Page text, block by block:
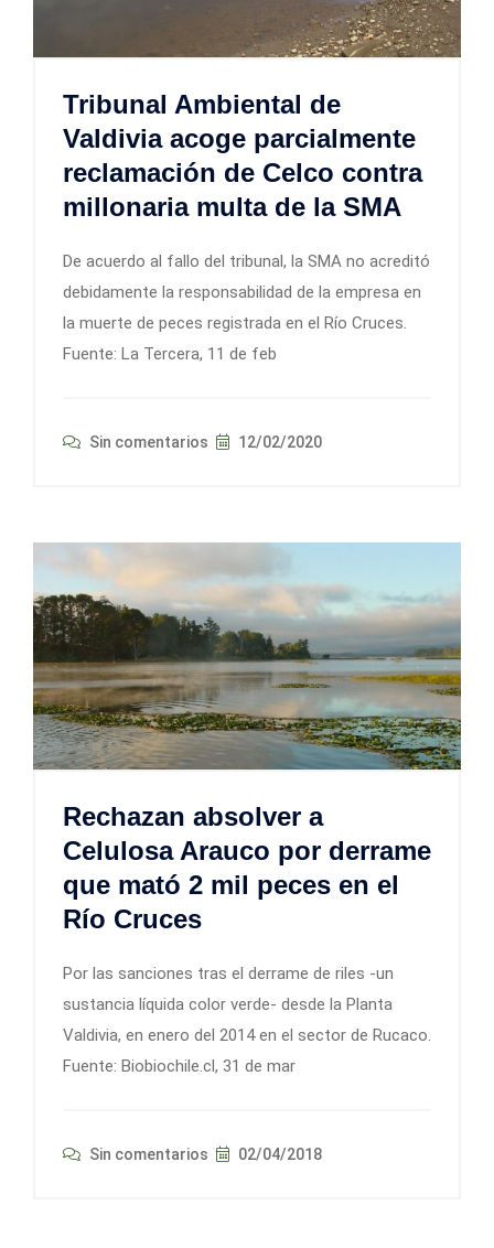
Tribunal Ambiental de
Valdivia acoge parcialmente
reclamación de Celco contra
millonaria multa de la SMA
De acuerdo al fallo del tribunal, la SMA no acreditó
debidamente la responsabilidad de la empresa en
la muerte de peces registrada en el Río Cruces.
Fuente: La Tercera, 11 de feb
Sin comentarios 12/02/2020
Rechazan absolver a
Celulosa Arauco por derrame
que mató 2 mil peces en el
Río Cruces
Por las sanciones tras el derrame de riles -un
sustancia líquida color verde- desde la Planta
Valdivia, en enero del 2014 en el sector de Rucaco.
Fuente: Biobiochile.cl, 31 de mar
Sin comentarios 02/04/2018